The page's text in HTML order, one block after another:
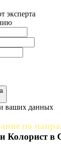
эксперта
ваших данных
по
Колорист в